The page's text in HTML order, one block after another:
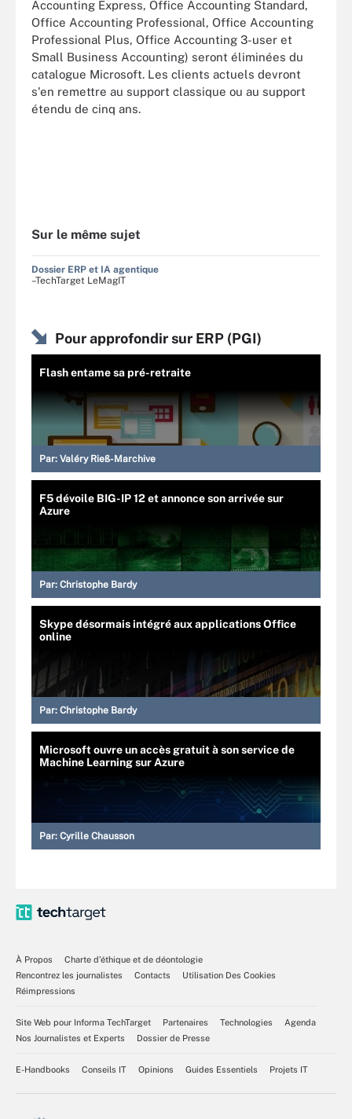
Accounting Express, Office Accounting Standard,
Office Accounting Professional, Office Accounting
Professional Plus, Office Accounting 3-user et
Small Business Accounting) seront éliminées du
catalogue Microsoft. Les clients actuels devront
s'en remettre au support classique ou au support
étendu de cinq ans.
Sur le même sujet
Dossier ERP et IA agentique
–TechTarget LeMagIT
Pour approfondir sur ERP (PGI)
Flash entame sa pré-retraite
Par: Valéry Rieß-Marchive
F5 dévoile BIG-IP 12 et annonce son arrivée sur
Azure
Par: Christophe Bardy
Skype désormais intégré aux applications Office
online
Par: Christophe Bardy
Microsoft ouvre un accès gratuit à son service de
Machine Learning sur Azure
Par: Cyrille Chausson
À Propos
Charte d’éthique et de déontologie
Rencontrez les journalistes
Contacts
Utilisation Des Cookies
Réimpressions
Site Web pour Informa TechTarget Partenaires Technologies
Agenda
Nos Journalistes et Experts
Dossier de Presse
E-Handbooks Conseils IT Opinions Guides Essentiels Projets IT